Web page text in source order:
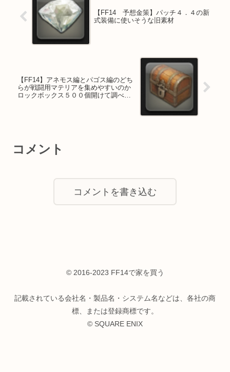
【FF14 予想金策】パッチ４．４の新
式装備に使いそうな旧素材
【FF14】アネモス編とパゴス編のどち
らが戦闘用マテリアを集めやすいのか
ロックボックス５００個開けて調べて
コメント
コメントを書き込む
© 2016-2023 FF14で家を買う
記載されている会社名・製品名・システム名などは、各社の商
標、または登録商標です。
© SQUARE ENIX